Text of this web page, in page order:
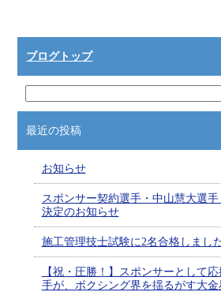
ブログトップ
最近の投稿
お知らせ
スポンサー契約選手・中山慧大選
決定のお知らせ
施工管理技士試験に2名合格しまし
【祝・圧勝！】スポンサーとして
手が、ボクシング界を揺るがす大金